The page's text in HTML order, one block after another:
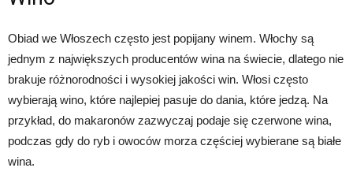
Obiad we Włoszech często jest popijany winem. Włochy są
jednym z największych producentów wina na świecie, dlatego nie
brakuje różnorodności i wysokiej jakości win. Włosi często
wybierają wino, które najlepiej pasuje do dania, które jedzą. Na
przykład, do makaronów zazwyczaj podaje się czerwone wina,
podczas gdy do ryb i owoców morza częściej wybierane są białe
wina.